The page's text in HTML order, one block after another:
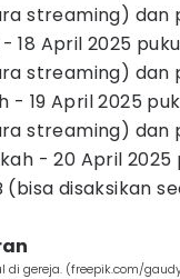
streaming) dan
18 April 2025
streaming) dan
- 19 April 2025
streaming) dan
- 20 April
(bisa disaksikan
di gereja. (freepik.com/